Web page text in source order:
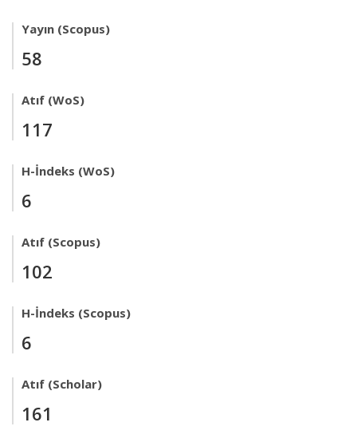
Yayın (Scopus)
58
Atıf (WoS)
117
H-İndeks (WoS)
6
Atıf (Scopus)
102
H-İndeks (Scopus)
6
Atıf (Scholar)
161